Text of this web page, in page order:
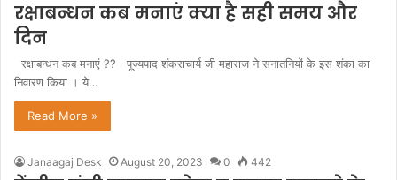
रक्षाबन्धन कब मनाएं क्या है सही समय और
दिन
रक्षाबन्धन कब मनाएं ?? पूज्यपाद शंकराचार्य जी महाराज ने सनातनियों के इस शंका का
निवारण किया । ये…
Read More »
Janaagaj Desk August 20, 2023 0 442